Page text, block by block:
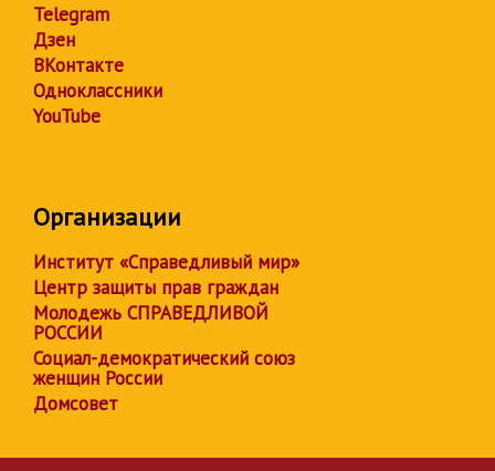
Telegram
Дзен
ВКонтакте
Одноклассники
YouTube
Организации
Институт «Справедливый мир»
Центр защиты прав граждан
Молодежь СПРАВЕДЛИВОЙ
РОССИИ
Социал-демократический союз
женщин России
Домсовет